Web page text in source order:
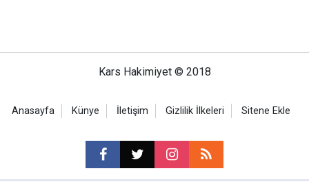
Kars Hakimiyet © 2018
Anasayfa Künye İletişim Gizlilik İlkeleri Sitene Ekle